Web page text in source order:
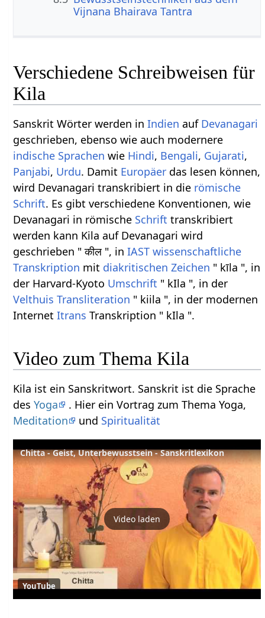
Vijnana Bhairava Tantra
Verschiedene Schreibweisen für
Kila
Sanskrit Wörter werden inIndien auf Devanagari
geschrieben, ebenso wie auch modernere
indische Sprachen wie Hindi, Bengali, Gujarati,
Panjabi, Urdu. Damit Europäer das lesen können,
wird Devanagari transkribiert in die römische
Schrift. Es gibt verschiedene Konventionen, wie
Devanagari in römische Schrift transkribiert
werden kann Kila auf Devanagari wird
geschrieben " कील ", inIAST wissenschaftliche
Transkription mit diakritischen Zeichen " kīla ", in
der Harvard-Kyoto Umschrift " kIla ", in der
Velthuis Transliteration " kiila ", in der modernen
InternetItrans Transkription " kIla ".
Video zum Thema Kila
Kila ist ein Sanskritwort. Sanskrit ist die Sprache
desYoga
. Hier ein Vortrag zum Thema Yoga,
Meditation
und Spiritualität
Chitta - Geist, Unterbewusstsein - Sanskritlexikon
Video laden
YouTube